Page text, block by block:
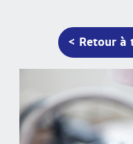
< Retour à